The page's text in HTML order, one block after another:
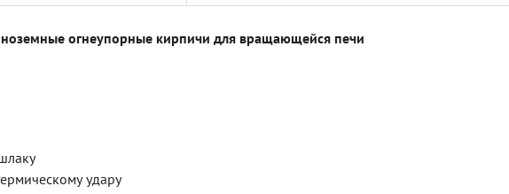
огнеупорные кирпичи для вращающейся печи
удару